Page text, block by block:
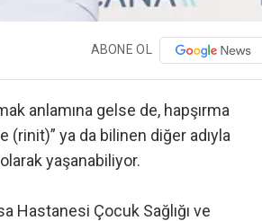
ABONE OL
anlamına gelse de, hapşırma
(rinit)” ya da bilinen diğer adıyla
yaşanabiliyor.
Hastanesi Çocuk Sağlığı ve